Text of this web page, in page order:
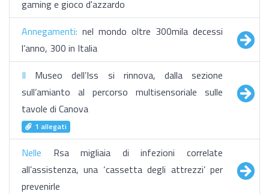
gaming e gioco d'azzardo
Annegamenti: nel mondo oltre 300mila decessi
l’anno, 300 in Italia
Il Museo dell’Iss si rinnova, dalla sezione
sull’amianto al percorso multisensoriale sulle
tavole di Canova
1 allegati
Nelle Rsa migliaia di infezioni correlate
all’assistenza, una ‘cassetta degli attrezzi’ per
prevenirle